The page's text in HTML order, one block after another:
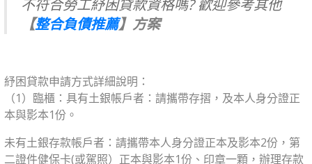
不符合勞工紓困貸款資格嗎? 歡迎參考其他
【整合負債推薦】方案
紓困貸款申請方式詳細說明：
（1）臨櫃： 具有土銀帳戶者：請攜帶存摺，及本人身分證正
本與影本1份。
未有土銀存款帳戶者：請攜帶本人身分證正本及影本2份，第
二證件健保卡(或駕照）正本與影本1份、印章一顆，辦理存款